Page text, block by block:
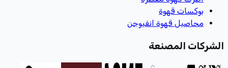
بوكسات قهوة
محاصيل قهوة انفيوجن
الشركات المصنعة